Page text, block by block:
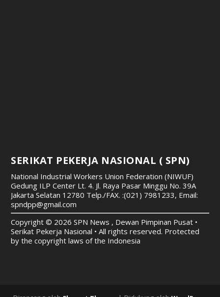
SERIKAT PEKERJA NASIONAL ( SPN)
National Industrial Workers Union Federation (NIWUF)
Gedung ILP Center Lt. 4. Jl. Raya Pasar Minggu No. 39A
Jakarta Selatan 12780 Telp./FAX. :(021) 7981233, Email:
spndpp@gmail.com
Copyright © 2026 SPN News , Dewan Pimpinan Pusat •
Serikat Pekerja Nasional • All rights reserved. Protected
by the copyright laws of the Indonesia